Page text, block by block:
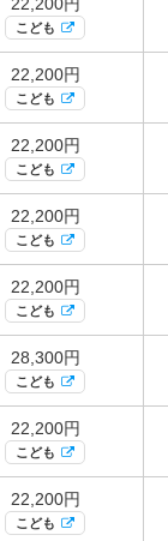
こども
22,200円
こども
22,200円
こども
22,200円
こども
22,200円
こども
28,300円
こども
22,200円
こども
22,200円
こども